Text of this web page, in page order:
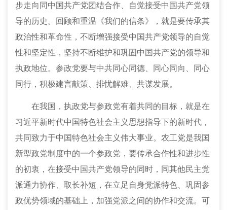
步走向同中国共产党团结合作、自觉接受中国共产党领
导的历史。回顾和重温《我们的信条》，就是要传承其
政治性和革命性，不断增强接受中国共产党领导的自觉
性和坚定性，坚持不断维护和巩固中国共产党的领导和
执政地位。参政党要与中共同心同德、同心同向、同心
同行，积极建言献策、排忧解难、共谋发展。
在我国，执政党与参政党有着共同的目标，就是在
习近平新时代中国特色社会主义思想指导下的新时代，
共同致力于中国特色社会主义伟大事业。农工党是我国
新型政党制度中的一个参政党，要传承合作性和进步性
的初衷，在接受中国共产党领导的同时，同其他民主党
派通力协作、取长补短，在立足自身党派特色、巩固参
政优势领域的基础上，加强党派之间的协作和交流。可